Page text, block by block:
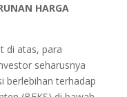
HARGA
di atas, para
seharusnya
berlebihan terhadap